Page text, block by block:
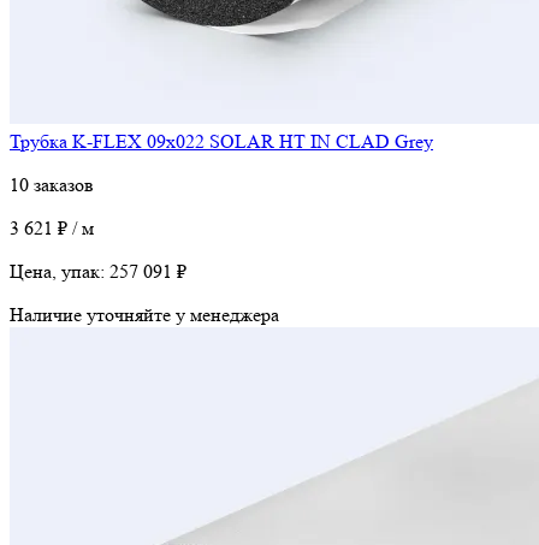
Трубка K-FLEX 09x022 SOLAR HT IN CLAD Grey
10 заказов
3 621 ₽ / м
Цена, упак: 257 091 ₽
Наличие уточняйте у менеджера